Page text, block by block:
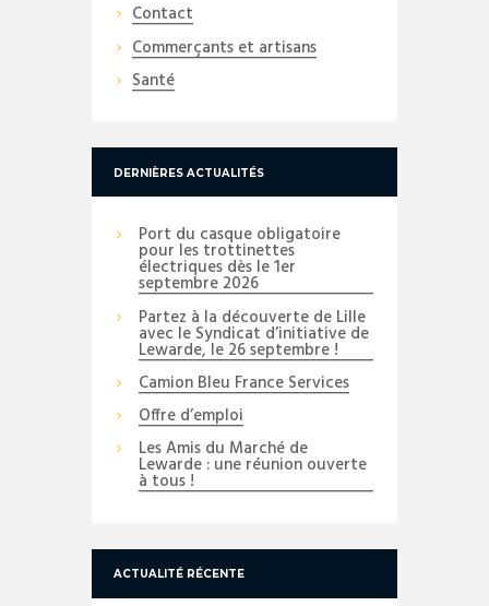
Contact
Commerçants et artisans
Santé
DERNIÈRES ACTUALITÉS
Port du casque obligatoire
pour les trottinettes
électriques dès le 1er
septembre 2026
Partez à la découverte de Lille
avec le Syndicat d’initiative de
Lewarde, le 26 septembre !
Camion Bleu France Services
Offre d’emploi
Les Amis du Marché de
Lewarde : une réunion ouverte
à tous !
ACTUALITÉ RÉCENTE